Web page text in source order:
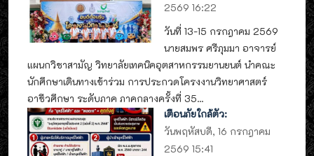
2569 16:22
วันที่ 13-15 กรกฎาคม 2569
นายสมพร ศรีภุมมา อาจารย์
แผนกวิชาสามัญ วิทยาลัยเทคนิคอุตสาหกรรมยานยนต์ นำคณะ
นักศึกษาเดินทางเข้าร่วม การประกวดโครงงานวิทยาศาสตร์
อาชีวศึกษา ระดับภาค ภาคกลางครั้งที่ 35...
เตือนภัยใกล้ตัว:
วันพฤหัสบดี, 16 กรกฎาคม
2569 15:41